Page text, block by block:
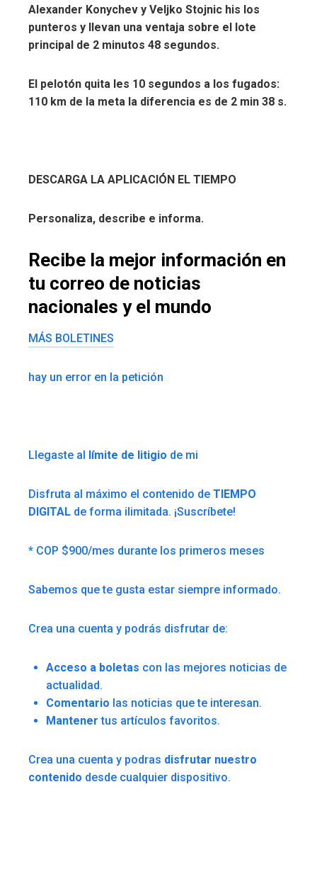
Alexander Konychev y Veljko Stojnic his los
punteros y llevan una ventaja sobre el lote
principal de 2 minutos 48 segundos.
El pelotón quita les 10 segundos a los fugados:
110 km de la meta la diferencia es de 2 min 38 s.
DESCARGA LA APLICACIÓN EL TIEMPO
Personaliza, describe e informa.
Recibe la mejor información en
tu correo de noticias
nacionales y el mundo
MÁS BOLETINES
hay un error en la petición
Llegaste al límite de litigio de mi
Disfruta al máximo el contenido de TIEMPO
DIGITAL de forma ilimitada. ¡Suscríbete!
* COP $900/mes durante los primeros meses
Sabemos que te gusta estar siempre informado.
Crea una cuenta y podrás disfrutar de:
Acceso a boletas con las mejores noticias de
actualidad.
Comentario las noticias que te interesan.
Mantener tus artículos favoritos.
Crea una cuenta y podras disfrutar nuestro
contenido desde cualquier dispositivo.